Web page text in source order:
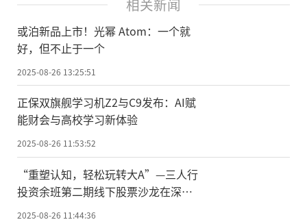
相关新闻
或泊新品上市！光幂 Atom：一个就
好，但不止于一个
2025-08-26 13:25:51
正保双旗舰学习机Z2与C9发布：AI赋
能财会与高校学习新体验
2025-08-26 11:53:52
“重塑认知，轻松玩转大A”—三人行
投资余班第二期线下股票沙龙在深成
功举办
2025-08-26 11:44:36